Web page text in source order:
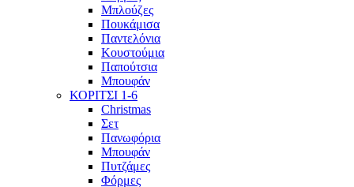
Μπλούζες
Πουκάμισα
Παντελόνια
Κουστούμια
Παπούτσια
Μπουφάν
ΚΟΡΙΤΣΙ 1-6
Christmas
Σετ
Πανωφόρια
Μπουφάν
Πυτζάμες
Φόρμες